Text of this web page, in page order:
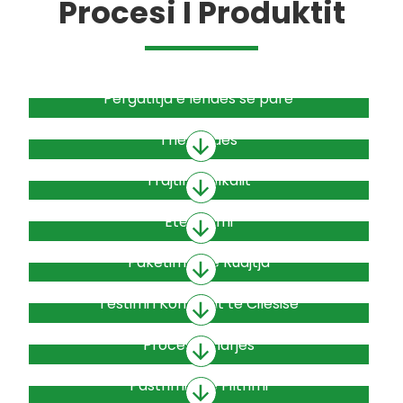
Procesi I Produktit
Përgatitja e lëndës së parë
Thërrmues
Trajtimi i alkalit
Eterifikimi
Paketimi dhe Ruajtja
Testimi i Kontrollit të Cilësisë
Procesi i tharjes
Pastrimi dhe Filtrimi